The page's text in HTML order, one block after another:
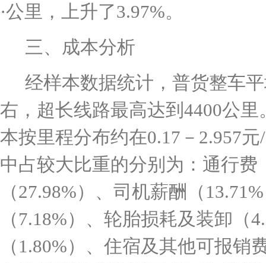
·公里，上升了3.97%。
三、成本分析
经样本数据统计，普货整车
右，超长线路最高达到 4400公里
本按里程分布约在0.17 － 2.957元/
中占较大比重的分别为：通行费
（27.98%）、司机薪酬（ 13.71%
（ 7.18%）、轮胎损耗及装卸（
（ 1.80%）、住宿及其他可报销